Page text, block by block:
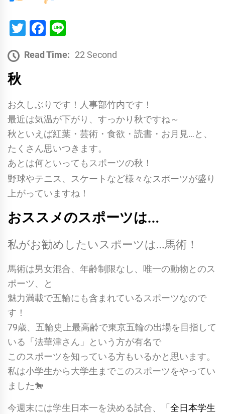
TwitterFacebook
Read Time: 22 Second
秋
お久しぶりです！人事部竹内です！
最近は気温が下がり、すっかり秋ですね～
秋といえば紅葉・芸術・食欲・読書・お月見…と、
たくさん思いつきます。
あと は何といってもスポーツの秋！
野球やテニス、スケートなど様々なスポーツが盛り
上がっていますね！
おススメのスポーツは…
私がお勧めしたいスポーツは…馬術！
馬術は男女混合、年齢制限なし、唯一の動物とのス
ポーツ、と
魅力満載で五輪にも含まれているスポーツなので
す！
79歳、五輪史上最高齢で東京五輪の出場を目指して
いる「法華津さん」という方が有名で
このスポーツを知っている方もいるかと思います。
私は小学生から大学生までこのスポーツをやってい
ました🐎
今週末には学生日本一を決める試合、「 全日本学生